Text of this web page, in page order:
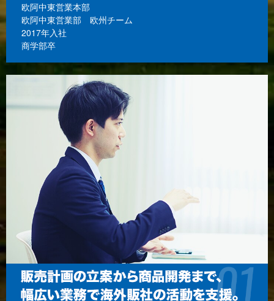
欧阿中東営業本部
欧阿中東営業部 欧州チーム
2017年入社
商学部卒